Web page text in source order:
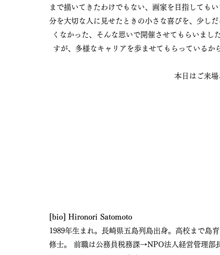
まで描いてきたわけでもない、画家を目指しても
分を大切な人に見せたときの小さな喜びを、少し
くなかった、そんな思いで開催させてもらいま
すが、多様なキャリアを歩ませてもらっている
本日はご来
[bio] Hironori Satomoto
1989年生まれ。長崎県五島列島出身。高校まで島
修士。 前職は公務員税務課→NPO法人経営管理部